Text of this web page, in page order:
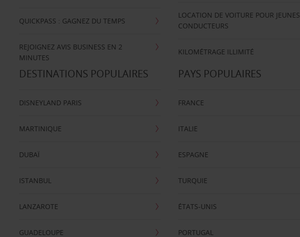
QUICKPASS : GAGNEZ DU TEMPS
REJOIGNEZ AVIS BUSINESS EN 2
MINUTES
LOCATION DE VOITURE POUR JEUNES
CONDUCTEURS
KILOMÉTRAGE ILLIMITÉ
DESTINATIONS POPULAIRES
DISNEYLAND PARIS
MARTINIQUE
DUBAÏ
ISTANBUL
LANZAROTE
GUADELOUPE
PAYS POPULAIRES
FRANCE
ITALIE
ESPAGNE
TURQUIE
ÉTATS-UNIS
PORTUGAL